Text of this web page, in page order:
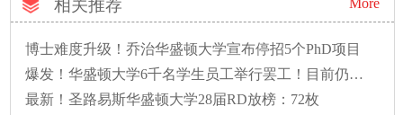
相关推荐
博士难度升级！乔治华盛顿大学宣布停招5个PhD项目
爆发！华盛顿大学6千名学生员工举行罢工！目前仍未解决
最新！圣路易斯华盛顿大学28届RD放榜：72枚